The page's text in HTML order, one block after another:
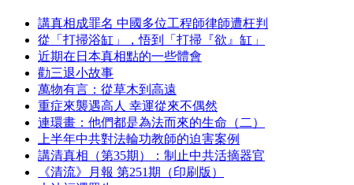
講真相成罪名 中國多位工程師律師遭枉判
從「打掃浴缸」，悟到「打掃『欲』缸」
近期在日本真相點的一些體會
勸三退小故事
萬物有言：從草木到高遠
重症來襲遇高人 幸運從來不偶然
連環畫：他們都是為法而來的生命（二）
上半年中共對法輪功教師的迫害案例
講清真相（第35期）：制止中共活摘器官
《清流》月報 第251期（印刷版）